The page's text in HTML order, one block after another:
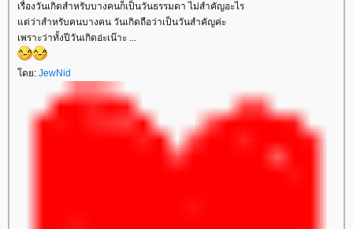
เรื่องวันเกิดสำหรับบางคนก็เป็นวันธรรมดา ไม่สำคัญอะไร
ต่ว่าสำหรับคนบางคน วันเกิดถือว่าเป็นวันสำคัญค่ะ
เพราะว่าทั้งปีวันเกิดอ่ะเน๊าะ ...
ดย: JewNid